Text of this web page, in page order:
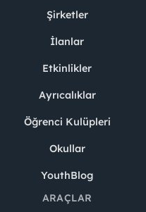
Şirketler
İlanlar
Etkinlikler
Ayrıcalıklar
Öğrenci Kulüpleri
Okullar
YouthBlog
ARAÇLAR